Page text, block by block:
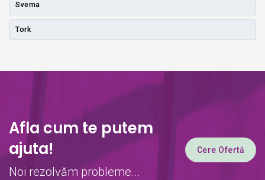
Svema
Tork
Afla cum te putem
ajuta!
Noi rezolvăm probleme...
Cere Ofertă